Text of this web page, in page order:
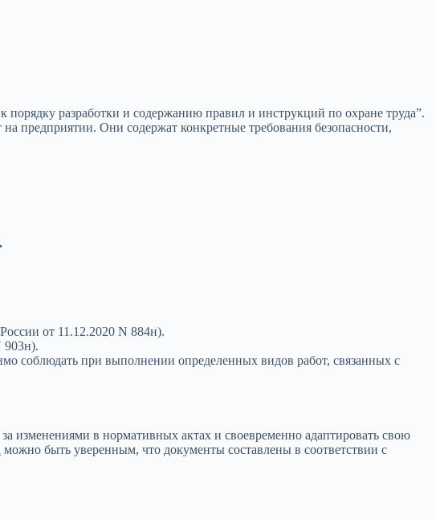
разработки и содержанию правил и инструкций по охране труда”.
предприятии. Они содержат конкретные требования безопасности,
от 11.12.2020 N 884н).
903н).
соблюдать при выполнении определенных видов работ, связанных с
изменениями в нормативных актах и своевременно адаптировать свою
можно быть уверенным, что документы составлены в соответствии с